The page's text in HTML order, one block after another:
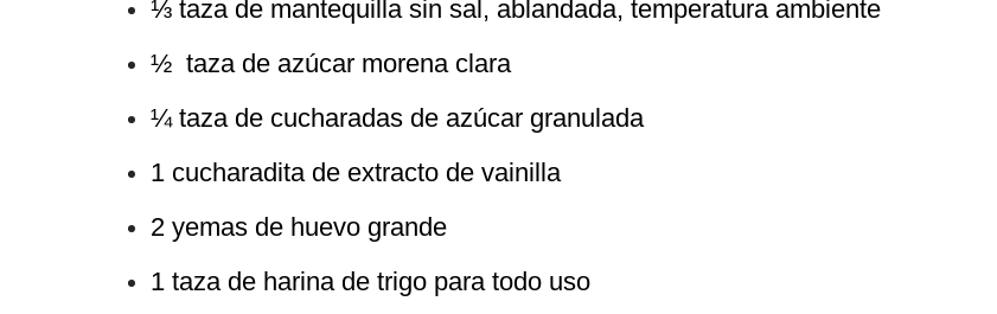
⅓ taza de mantequilla sin sal, ablandada, temperatura ambiente
½ taza de azúcar morena clara
¼ taza de cucharadas de azúcar granulada
1 cucharadita de extracto de vainilla
2 yemas de huevo grande
1 taza de harina de trigo para todo uso